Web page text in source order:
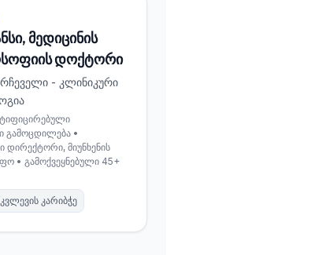
მედიცინის
დოქტორი
- კლინიკური
გამოცდილება •
დირექტორი, მიუნხენის
• გამოქვეყნებული 45+
კვლევის კარიბჭე